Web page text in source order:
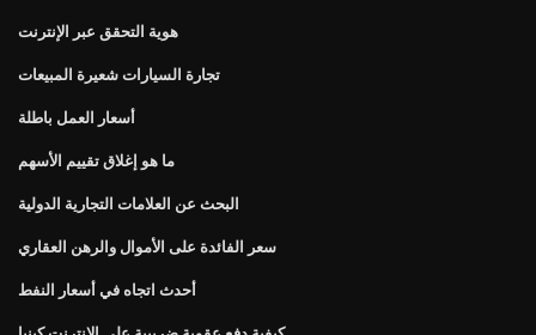
هوية التحقق عبر الإنترنت
تجارة السيارات شعيرة المبيعات
أسعار العمل باطلة
ما هو إغلاق تقييم الأسهم
البحث عن العلامات التجارية الدولية
سعر الفائدة على الأموال والرهن العقاري
أحدث اتجاه في أسعار النفط